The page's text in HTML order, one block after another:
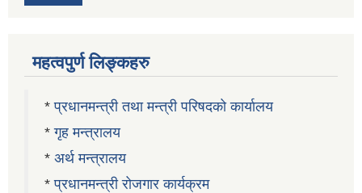
महत्वपुर्ण लिङ्कहरु
*प्रधानमन्त्री तथा मन्त्री परिषदको कार्यालय
*गृह मन्त्रालय
* अर्थ मन्त्रालय
*प्रधानमन्त्री रोजगार कार्यक्रम